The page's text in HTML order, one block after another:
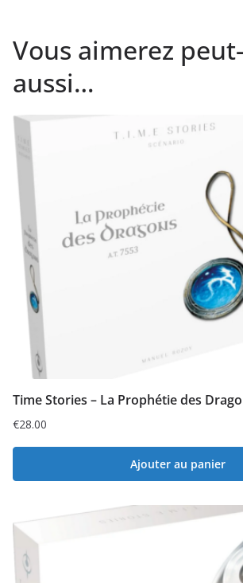
Vous aimerez
aussi…
Time Stories – La Prophétie des
€28.00
Ajouter au panier